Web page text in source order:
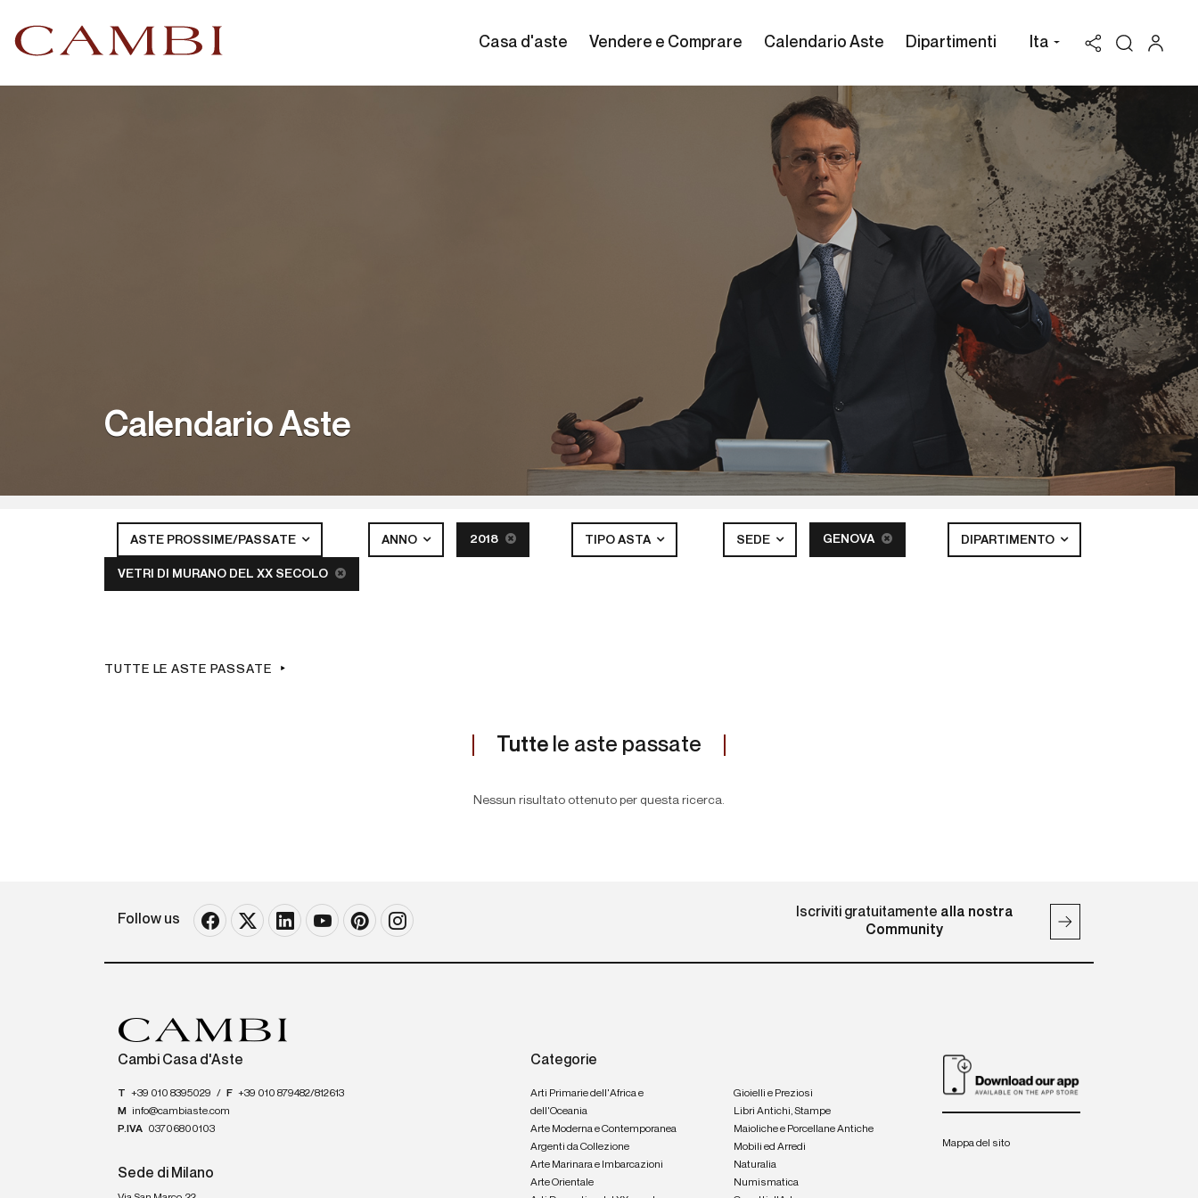
Casa d'aste Vendere e Comprare Calendario Aste Dipartimenti Ita
Calendario Aste
ASTE PROSSIME/PASSATE ANNO 2018 TIPO ASTA SEDE GENOVA DIPARTIMENTO
VETRI DI MURANO DEL XX SECOLO
TUTTE LE ASTE PASSATE
Tutte le aste passate
Nessun risultato ottenuto per questa ricerca.
Follow us Iscriviti gratuitamente alla nostra
Community
Cambi Casa d'Aste
T +39 010 8395029 / F +39 010 879482/812613
M
info@cambiaste.com
P.IVA 03706800103
Sede di Milano
Categorie
Arti Primarie dell'Africa e
dell'Oceania
Arte Moderna e Contemporanea
Argenti da Collezione
Arte Marinara e Imbarcazioni
Arte Orientale
Gioielli e Preziosi
Libri Antichi, Stampe
Maioliche e Porcellane Antiche
Mobili ed Arredi
Naturalia
Numismatica
Mappa del sito